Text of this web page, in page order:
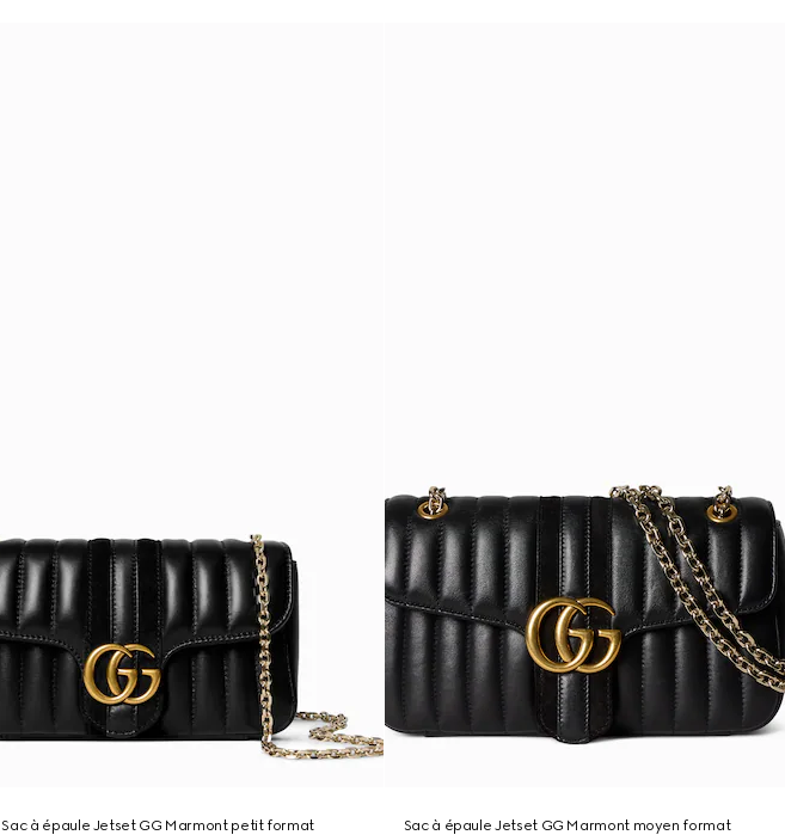
Sac à épaule Jetset GG Marmont petit format Sac à épaule Jetset GG Marmont moyen format